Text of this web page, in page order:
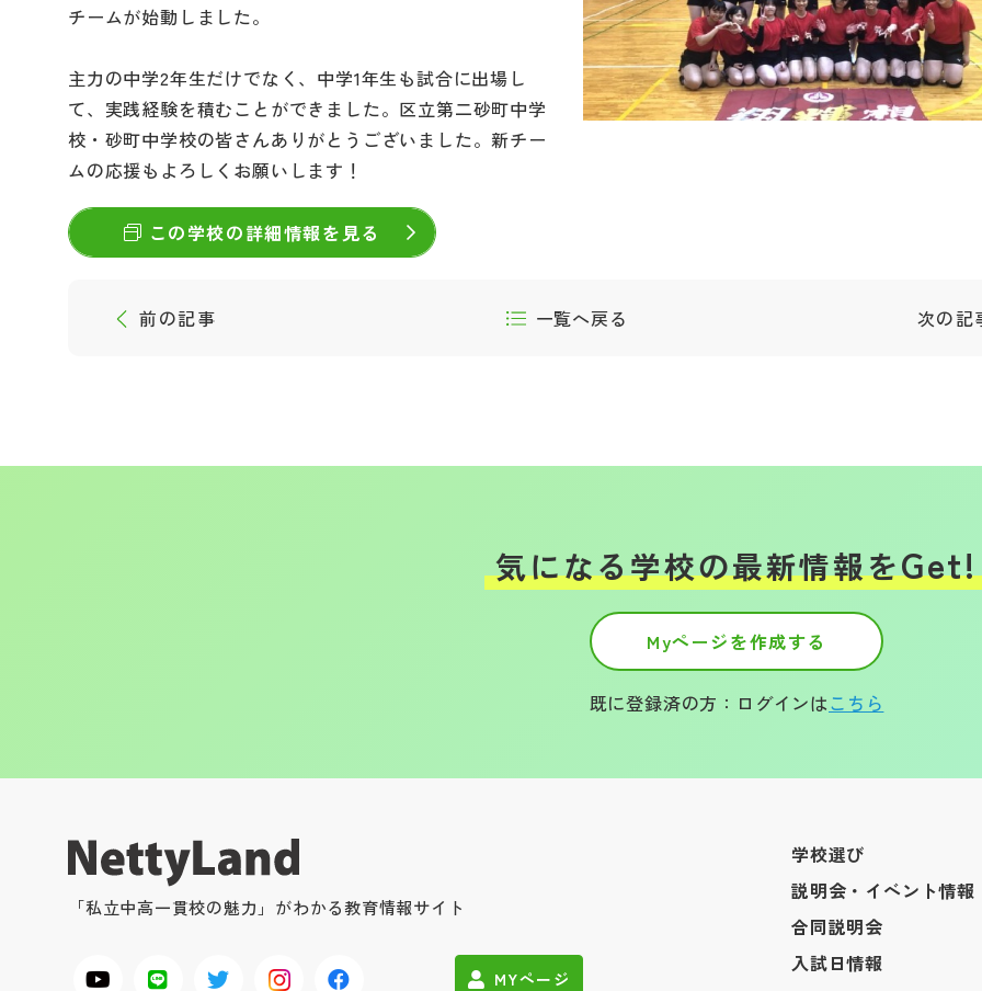
チームが始動しました。
主力の中学2年生だけでなく、中学1年生も試合に出場し
て、実践経験を積むことができました。区立第二砂町中学
校・砂町中学校の皆さんありがとうございました。新チー
ムの応援もよろしくお願いします！
この学校の詳細情報を見る
前の記事 一覧へ戻る 次の記
気になる学校の最新情報をGet!
Myページを作成する
既に登録済の方：ログインはこちら
「私立中高一貫校の魅力」がわかる教育情報サイト
MYページ
学校選び
説明会・イベント情報
合同説明会
入試日情報